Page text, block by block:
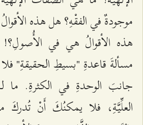
موجودةٌ في الفقْهِ؟ هل هذه
هذه الأقوالُ هي في
مسألةَ قاعدةِ "بسیطِ الحقیقةِ"
جانبَ الوحدةِ في الكثرةِ. ما
العلِّیَّةِ، فلا یمكنُكَ أَنْ تُدركَ